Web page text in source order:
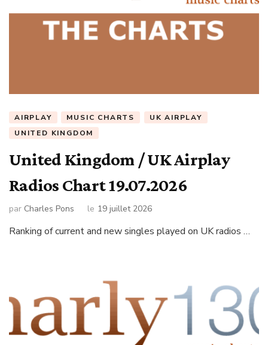
AIRPLAY MUSIC CHARTS
UK AIRPLAY
UNITED KINGDOM
United Kingdom / UK Airplay
Radios Chart 19.07.2026
par Charles Pons le 19 juillet 2026
Ranking of current and new singles played on UK radios …